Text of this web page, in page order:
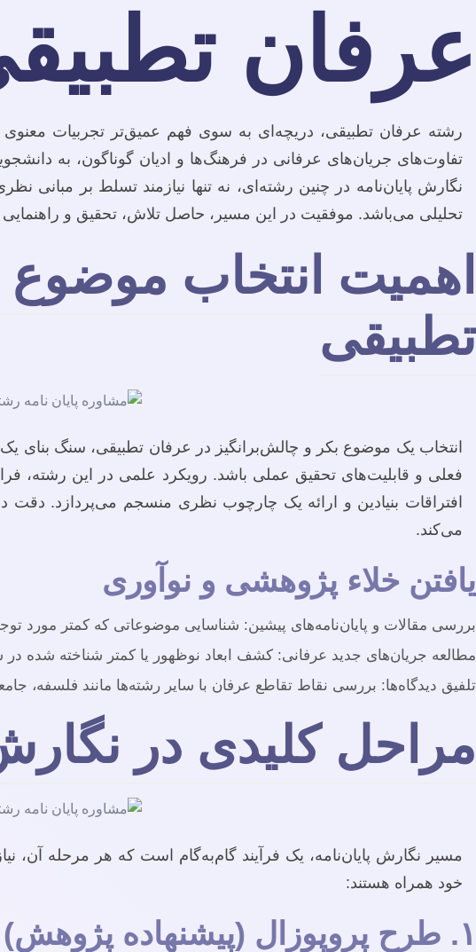
عرفان
رشته عرفان تطبیقی، دریچه‌ای به سوی فهم عمیق‌تر تجربیات
تفاوت‌های جریان‌های عرفانی در فرهنگ‌ها و ادیان گوناگون، به
نگارش پایان‌نامه در چنین رشته‌ای، نه تنها نیازمند تسلط بر
تحلیلی می‌باشد. موفقیت در این مسیر، حاصل تلاش، تحقیق و
اهمیت انتخاب
تطبیقی
انتخاب یک موضوع بکر و چالش‌برانگیز در عرفان تطبیقی، سنگ بنای
فعلی و قابلیت‌های تحقیق عملی باشد. رویکرد علمی در این
افتراقات بنیادین و ارائه یک چارچوب نظری منسجم می‌پردازد.
می‌کند.
یافتن خلاء پژوهشی و نوآوری
بررسی مقالات و پایان‌نامه‌های پیشین: شناسایی موضوعاتی که کمتر مورد
مطالعه جریان‌های جدید عرفانی: کشف ابعاد نوظهور یا کمتر شناخته شده
تلفیق دیدگاه‌ها: بررسی نقاط تقاطع عرفان با سایر رشته‌ها مانند فلسفه،
مراحل کلیدی در
مسیر نگارش پایان‌نامه، یک فرآیند گام‌به‌گام است که هر مرحله
خود همراه هستند:
۱. طرح پروپوزال (پیشنهاده پژوهش)